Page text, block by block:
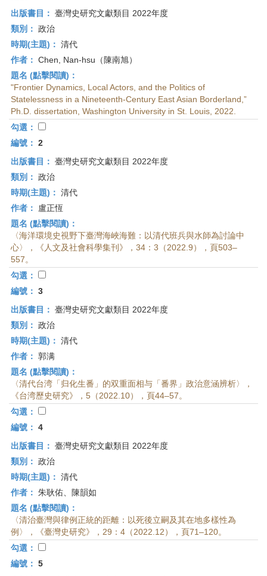
出版書目： 臺灣史研究文獻類目 2022年度
類別： 政治
時期(主題)： 清代
作者： Chen, Nan-hsu（陳南旭）
題名 (點擊閱讀)：
"Frontier Dynamics, Local Actors, and the Politics of
Statelessness in a Nineteenth-Century East Asian Borderland,”
Ph.D. dissertation, Washington University in St. Louis, 2022.
勾選：
編號： 2
出版書目： 臺灣史研究文獻類目 2022年度
類別： 政治
時期(主題)： 清代
作者：
盧正恆
題名 (點擊閱讀)：
〈海洋環境史視野下臺灣海峽海難：以清代班兵與水師為討論中
心〉，《人文及社會科學集刊》，34：3（2022.9），頁503–
557。
勾選：
編號： 3
出版書目： 臺灣史研究文獻類目 2022年度
類別： 政治
時期(主題)： 清代
作者： 郭满
題名 (點擊閱讀)：
〈清代台湾「归化生番」的双重面相与「番界」政治意涵辨析〉，
《台湾歷史研究》，5（2022.10），頁44–57。
勾選：
編號： 4
出版書目： 臺灣史研究文獻類目 2022年度
類別： 政治
時期(主題)： 清代
作者： 朱耿佑、陳韻如
題名 (點擊閱讀)：
〈清治臺灣與律例正統的距離：以死後立嗣及其在地多樣性為
例〉，《臺灣史研究》，29：4（2022.12），頁71–120。
勾選：
編號： 5